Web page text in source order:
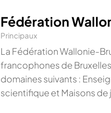
Fédération
Principaux
La Fédération Wallonie-
francophones de
domaines suivants :
scientifique et Maisons de